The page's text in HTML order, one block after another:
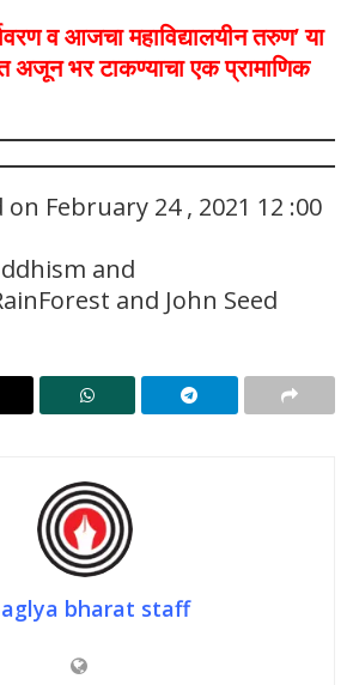
व आजचा महाविद्यालयीन तरुण’ या
अजून भर टाकण्याचा एक प्रामाणिक
February 24 , 2021 12 :00
and
and John Seed
bharat staff